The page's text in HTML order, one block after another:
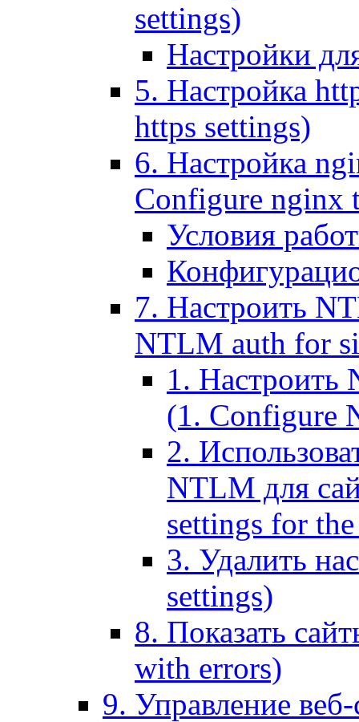
settings)
Настройки
5. Настройка
https settings)
6. Настройка
Configure nginx
Условия
7. Настроить
NTLM auth for
1. Настроить
(1. Configure
2.
NTLM для
settings for
3. Удалить
settings)
8. Показать
with errors)
9. Управление